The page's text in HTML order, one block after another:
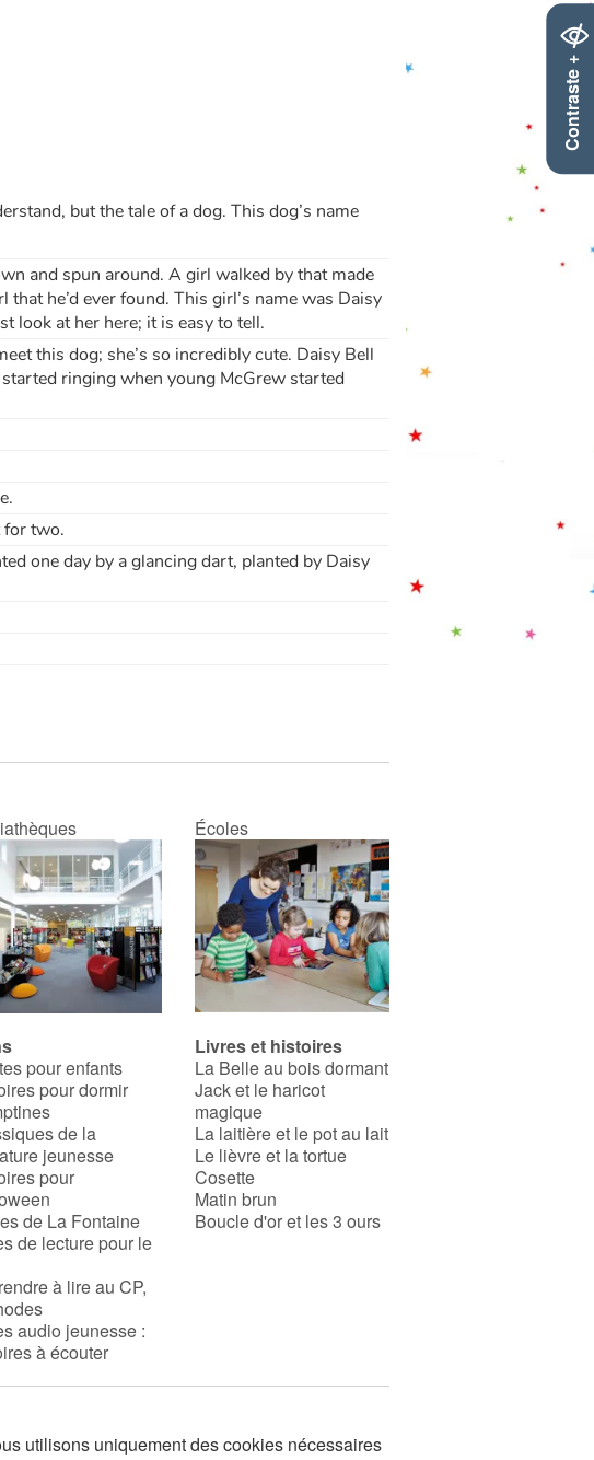
Contraste +
but the tale of a dog. This dog’s name
and spun around. A girl walked by that made
he’d ever found. This girl’s name was Daisy
look at her here; it is easy to tell.
this dog; she’s so incredibly cute. Daisy Bell
ringing when young McGrew started
for two.
one day by a glancing dart, planted by Daisy
Écoles
pour enfants
pour dormir
de la
jeunesse
pour
de La Fontaine
de lecture pour le
à lire au CP,
audio jeunesse :
à écouter
Livres et histoires
La Belle au bois dormant
Jack et le haricot
magique
La laitière et le pot au lait
Le lièvre et la tortue
Cosette
Matin brun
Boucle d'or et les 3 ours
utilisons uniquement des cookies nécessaires